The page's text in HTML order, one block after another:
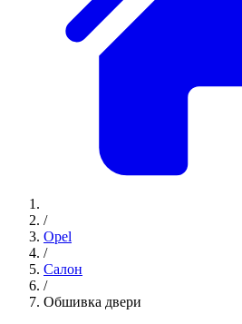
/
Opel
/
Салон
/
Обшивка двери